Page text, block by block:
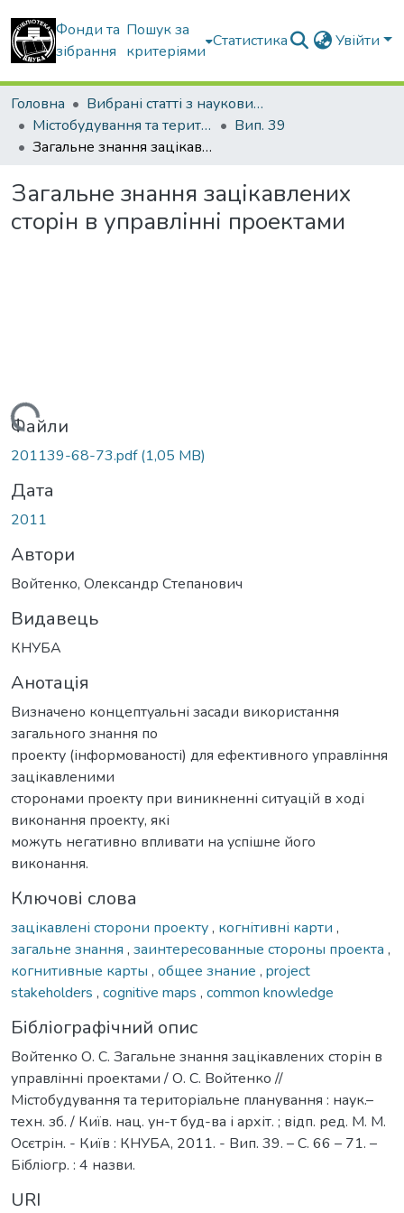
Фонди та
зібрання
Пошук за
критеріями
Статистика Увійти
Головна
Вибрані статті з наукових збірників КНУБА
Містобудування та територіальне планування
Вип. 39
Загальне знання зацікавлених сторін в управлінні проектами
Загальне знання зацікавлених
сторін в управлінні проектами
Вантажиться...
Файли
201139-68-73.pdf(1,05 MB)
Дата
2011
Автори
Войтенко, Олександр Степанович
Видавець
КНУБА
Анотація
Визначено концептуальні засади використання
загального знання по
проекту (інформованості) для ефективного управління
зацікавленими
сторонами проекту при виникненні ситуацій в ході
виконання проекту, які
можуть негативно впливати на успішне його
виконання.
Ключові слова
зацікавлені сторони проекту, когнітивні карти ,
загальне знання , заинтересованные стороны проекта ,
когнитивные карты , общее знание , project
stakeholders , cognitive maps , common knowledge
Бібліографічний опис
Войтенко О. С. Загальне знання зацікавлених сторін в
управлінні проектами / О. С. Войтенко //
Містобудування та територіальне планування : наук.–
техн. зб. / Київ. нац. ун-т буд-ва і архіт. ; відп. ред. М. М.
Осєтрін. - Київ : КНУБА, 2011. - Вип. 39. – С. 66 – 71. –
Бібліогр. : 4 назви.
URI